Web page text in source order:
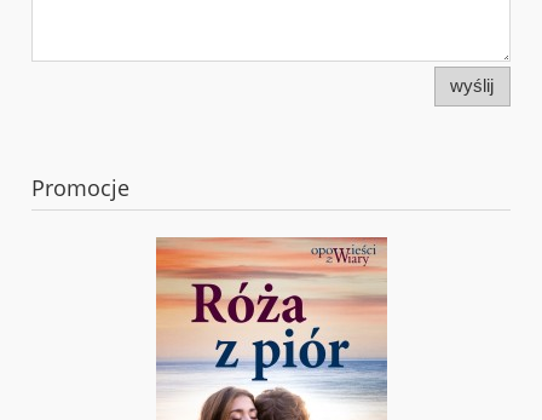
wyślij
Promocje